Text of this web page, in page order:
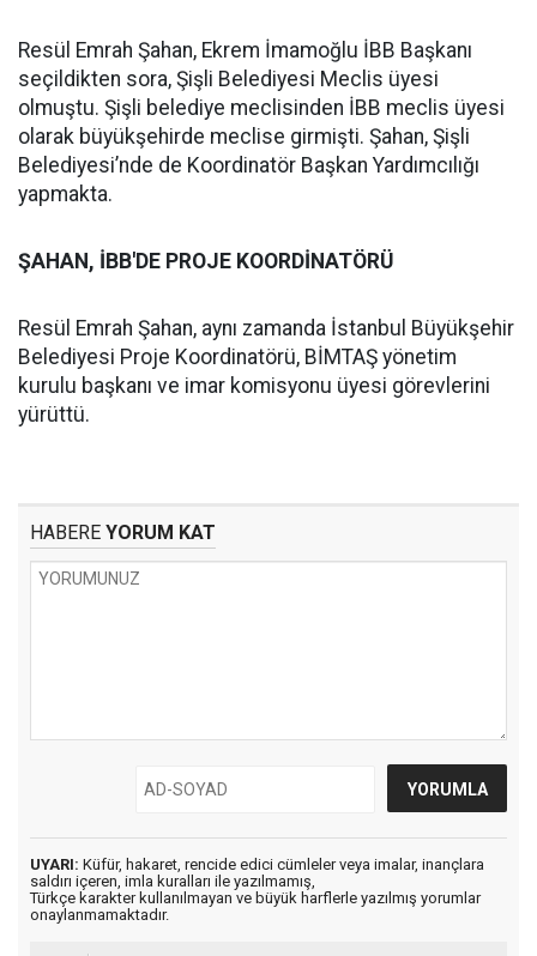
Resül Emrah Şahan, Ekrem İmamoğlu İBB Başkanı
seçildikten sora, Şişli Belediyesi Meclis üyesi
olmuştu. Şişli belediye meclisinden İBB meclis üyesi
olarak büyükşehirde meclise girmişti. Şahan, Şişli
Belediyesi’nde de Koordinatör Başkan Yardımcılığı
yapmakta.
ŞAHAN, İBB'DE PROJE KOORDİNATÖRÜ
Resül Emrah Şahan, aynı zamanda İstanbul Büyükşehir
Belediyesi Proje Koordinatörü, BİMTAŞ yönetim
kurulu başkanı ve imar komisyonu üyesi görevlerini
yürüttü.
HABERE YORUM KAT
UYARI: Küfür, hakaret, rencide edici cümleler veya imalar, inançlara
saldırı içeren, imla kuralları ile yazılmamış,
Türkçe karakter kullanılmayan ve büyük harflerle yazılmış yorumlar
onaylanmamaktadır.